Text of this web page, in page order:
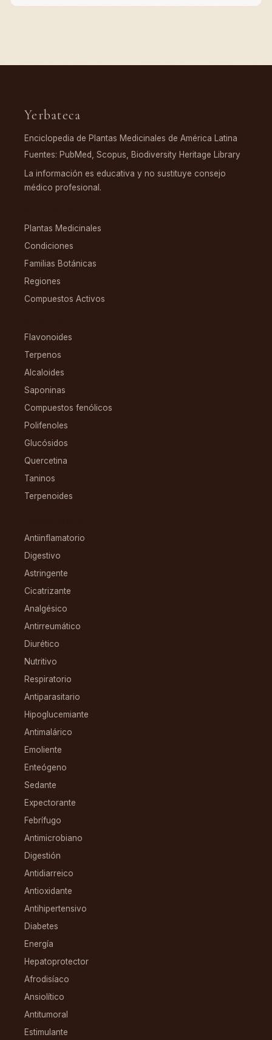
Yerbateca
Enciclopedia de Plantas Medicinales de América Latina
Fuentes: PubMed, Scopus, Biodiversity Heritage Library
La información es educativa y no sustituye consejo
médico profesional.
Plantas Medicinales
Condiciones
Familias Botánicas
Regiones
Compuestos Activos
Flavonoides
Terpenos
Alcaloides
Saponinas
Compuestos fenólicos
Polifenoles
Glucósidos
Quercetina
Taninos
Terpenoides
Antiinflamatorio
Digestivo
Astringente
Cicatrizante
Analgésico
Antirreumático
Diurético
Nutritivo
Respiratorio
Antiparasitario
Hipoglucemiante
Antimalárico
Emoliente
Enteógeno
Sedante
Expectorante
Febrífugo
Antimicrobiano
Digestión
Antidiarreico
Antioxidante
Antihipertensivo
Diabetes
Energía
Hepatoprotector
Afrodisíaco
Ansiolítico
Antitumoral
Estimulante